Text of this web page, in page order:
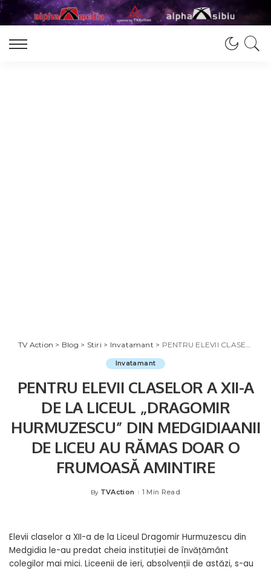
TV Action > Blog > Stiri > Invatamant > PENTRU ELEVII CLASELOR A XII-A DE LA LICEUL „DRAGOMIR HURMUZESCU” DIN MEDGIDIAANII DE LICEU AU RĂMAS DOAR O FRUMOASĂ AMINTIRE
Invatamant
PENTRU ELEVII CLASELOR A XII-A
DE LA LICEUL „DRAGOMIR
HURMUZESCU” DIN MEDGIDIAANII
DE LICEU AU RĂMAS DOAR O
FRUMOASĂ AMINTIRE
Posted
By TVAction 1 Min Read
Elevii claselor a XII-a de la Liceul Dragomir Hurmuzescu din
Medgidia le-au predat cheia instituției de învățământ
colegilor mai mici. Liceenii de ieri, absolvenții de astăzi, s-au